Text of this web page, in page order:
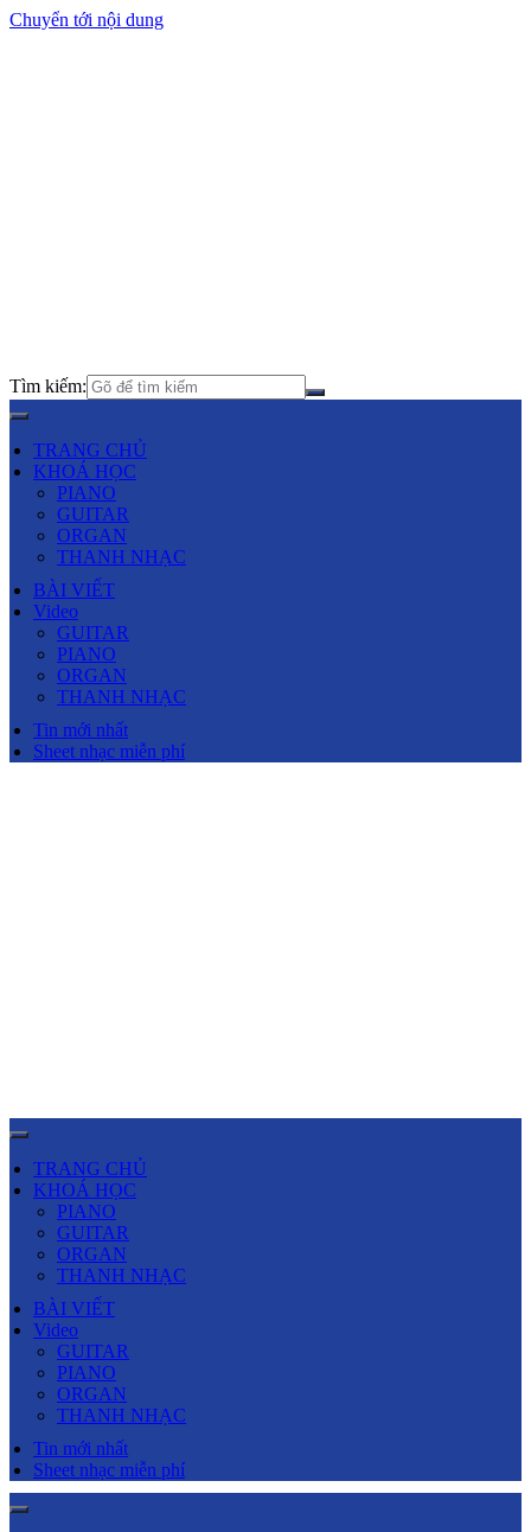
Chuyển tới nội dung
Tìm kiếm:
TRANG CHỦ
KHOÁ HỌC
PIANO
GUITAR
ORGAN
THANH NHẠC
BÀI VIẾT
Video
GUITAR
PIANO
ORGAN
THANH NHẠC
Tin mới nhất
Sheet nhạc miễn phí
TRANG CHỦ
KHOÁ HỌC
PIANO
GUITAR
ORGAN
THANH NHẠC
BÀI VIẾT
Video
GUITAR
PIANO
ORGAN
THANH NHẠC
Tin mới nhất
Sheet nhạc miễn phí